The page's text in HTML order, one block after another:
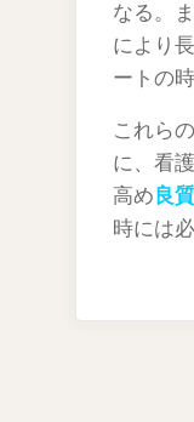
なる。
により
ートの
これら
に、看
高め 良
時には必